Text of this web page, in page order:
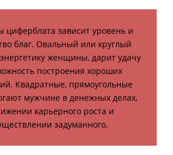
циферблата зависит уровень и
благ. Овальный или круглый
женщины, дарит удачу
построения хороших
Квадратные, прямоугольные
мужчине в денежных делах,
карьерного роста и
задуманного.